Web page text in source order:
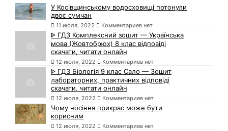
У Косівщинському водосховищі потонули
двоє сумчан
11 июля, 2022 Комментариев нет
ᐈ ГДЗ Комплексний зошит — Українська
мова (Жовтобрюх) 8 клас відповіді
скачати, читати онлайн
12 июля, 2022 Комментариев нет
ᐈ ГДЗ Біологія 9 клас Сало — Зошит
лабораторних, практичних відповіді
скачати, читати онлайн
12 июля, 2022 Комментариев нет
Чому носіння прикрас може бути
корисним
12 июля, 2022 Комментариев нет